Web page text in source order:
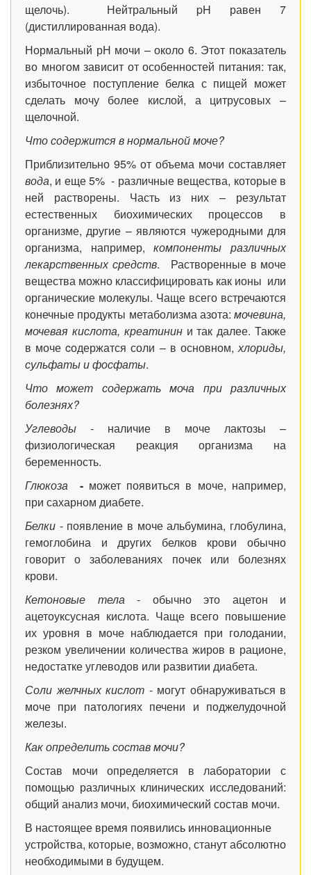
щелочь). Нейтральный pH равен 7
(дистиллированная вода).
Нормальный рН мочи – около 6. Этот показатель
во многом зависит от особенностей питания: так,
избыточное поступление белка с пищей может
сделать мочу более кислой, а цитрусовых –
щелочной.
Что содержится в нормальной моче?
Приблизительно 95% от объема мочи составляет
вода, и еще 5% - различные вещества, которые в
ней растворены. Часть из них – результат
естественных биохимических процессов в
организме, другие – являются чужеродными для
организма, например,компоненты различных
лекарственных средств. Растворенные в моче
вещества можно классифицировать как ионы или
органические молекулы. Чаще всего встречаются
конечные продукты метаболизма азота: мочевина,
мочевая кислота, креатинин и так далее. Также
в моче cодержатся соли – в основном,хлориды,
сульфаты и фосфаты.
Что может содержать моча при различных
болезнях?
Углеводы - наличие в моче лактозы –
физиологическая реакция организма на
беременность.
Глюкоза
- может появиться в моче, например,
при сахарном диабете.
Белки - появление в моче альбумина, глобулина,
гемоглобина и других белков крови обычно
говорит о заболеваниях почек или болезнях
крови.
Кетоновые тела - обычно это ацетон и
ацетоуксусная кислота. Чаще всего повышение
их уровня в моче наблюдается при голодании,
резком увеличении количества жиров в рационе,
недостатке углеводов или развитии диабета.
Соли желчных кислот - могут обнаруживаться в
моче при патологиях печени и поджелудочной
железы.
Как определить состав мочи?
Состав мочи определяется в лаборатории с
помощью различных клинических исследований:
общий анализ мочи, биохимический состав мочи.
В настоящее время появились инновационные
устройства, которые, возможно, станут абсолютно
необходимыми в будущем.